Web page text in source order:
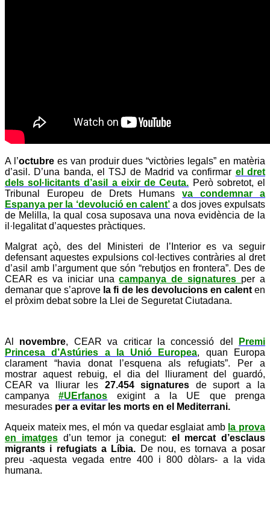
A l’octubrees van produir dues “victòries legals” en matèria
d’asil. D’una banda, el TSJ de Madrid va confirmar el dret
dels sol·licitants d’asil a eixir de Ceuta. Però sobretot, el
Tribunal Europeu de Drets Humansva condemnar a
Espanya per la ‘devolució en calent’ a dos joves expulsats
de Melilla, la qual cosa suposava una nova evidència de la
il·legalitat d’aquestes pràctiques.
Malgrat açò, des del Ministeri de l’Interior es va seguir
defensant aquestes expulsions col·lectives contràries al dret
d’asil amb l’argument que són “rebutjos en frontera”. Des de
CEAR es va iniciar unacampanya de signatures per a
demanar que s’aprove la fi de les devolucions en calenten
el pròxim debat sobre la Llei de Seguretat Ciutadana.
Al novembre, CEAR va criticar la concessió del
Premi
Princesa d’Astúries a la Unió Europea, quan Europa
clarament “havia donat l’esquena als refugiats”. Per a
mostrar aquest rebuig, el dia del lliurament del guardó,
CEAR va lliurar les 27.454 signatures de suport a la
campanya#UErfanos exigint a la UE que prenga
mesurades per a evitar les morts en el Mediterrani.
Aqueix mateix mes, el món va quedar esglaiat amb la prova
en imatges d’un temor ja conegut: el mercat d’esclaus
migrants i refugiats a Líbia. De nou, es tornava a posar
preu -aquesta vegada entre 400 i 800 dòlars- a la vida
humana.